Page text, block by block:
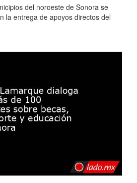
del noroeste de Sonora se
la entrega de apoyos directos del